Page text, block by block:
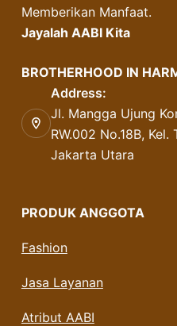
Memberikan Manfaat.
Jayalah AABI Kita
BROTHERHOOD IN
Address:
Jl. Mangga Ujung
RW.002 No.18B,
Jakarta Utara
PRODUK ANGGOTA
Fashion
Jasa Layanan
Atribut AABI